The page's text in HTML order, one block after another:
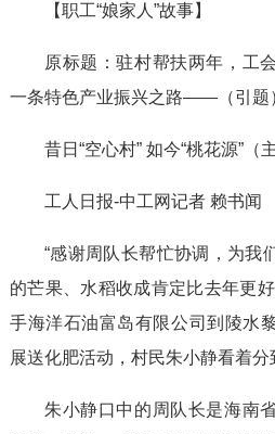
【职工“娘家人”故事】
原标题：驻村帮扶两年，工
一条特色产业振兴之路——（引题
昔日“空心村” 如今“桃花源”（
工人日报-中工网记者 赖书闻
“感谢周队长帮忙协调，为我
的芒果、水稻收成肯定比去年更
手海洋石油富岛有限公司到陵水
展送化肥活动，村民朱小静看着分
朱小静口中的周队长是海南